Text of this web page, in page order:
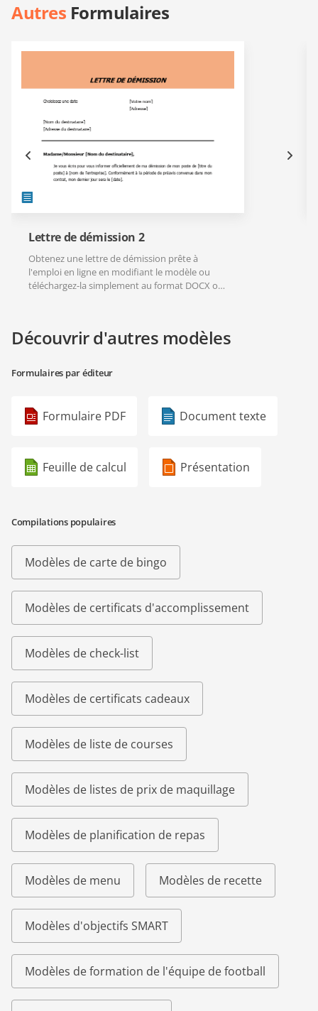
Autres Formulaires
Lettre de démission 2
Obtenez une lettre de démission prête à
l'emploi en ligne en modifiant le modèle ou
téléchargez-la simplement au format DOCX ou
Découvrir d'autres modèles
Formulaires par éditeur
Formulaire PDF Document texte
Feuille de calcul Présentation
Compilations populaires
Modèles de carte de bingo
Modèles de certificats d'accomplissement
Modèles de check-list
Modèles de certificats cadeaux
Modèles de liste de courses
Modèles de listes de prix de maquillage
Modèles de planification de repas
Modèles de menu Modèles de recette
Modèles d'objectifs SMART
Modèles de formation de l'équipe de football